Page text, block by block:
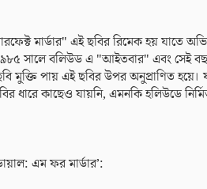
মার্ডার" এই ছবির রিমেক হয় যাতে
সালে বলিউড এ "আইতবার" এবং সেই
মুক্তি পায় এই ছবির উপর অনুপ্রাণিত
ধারে কাছেও যায়নি, এমনকি হলিউডে নির্মিত
এম ফর মার্ডার’: